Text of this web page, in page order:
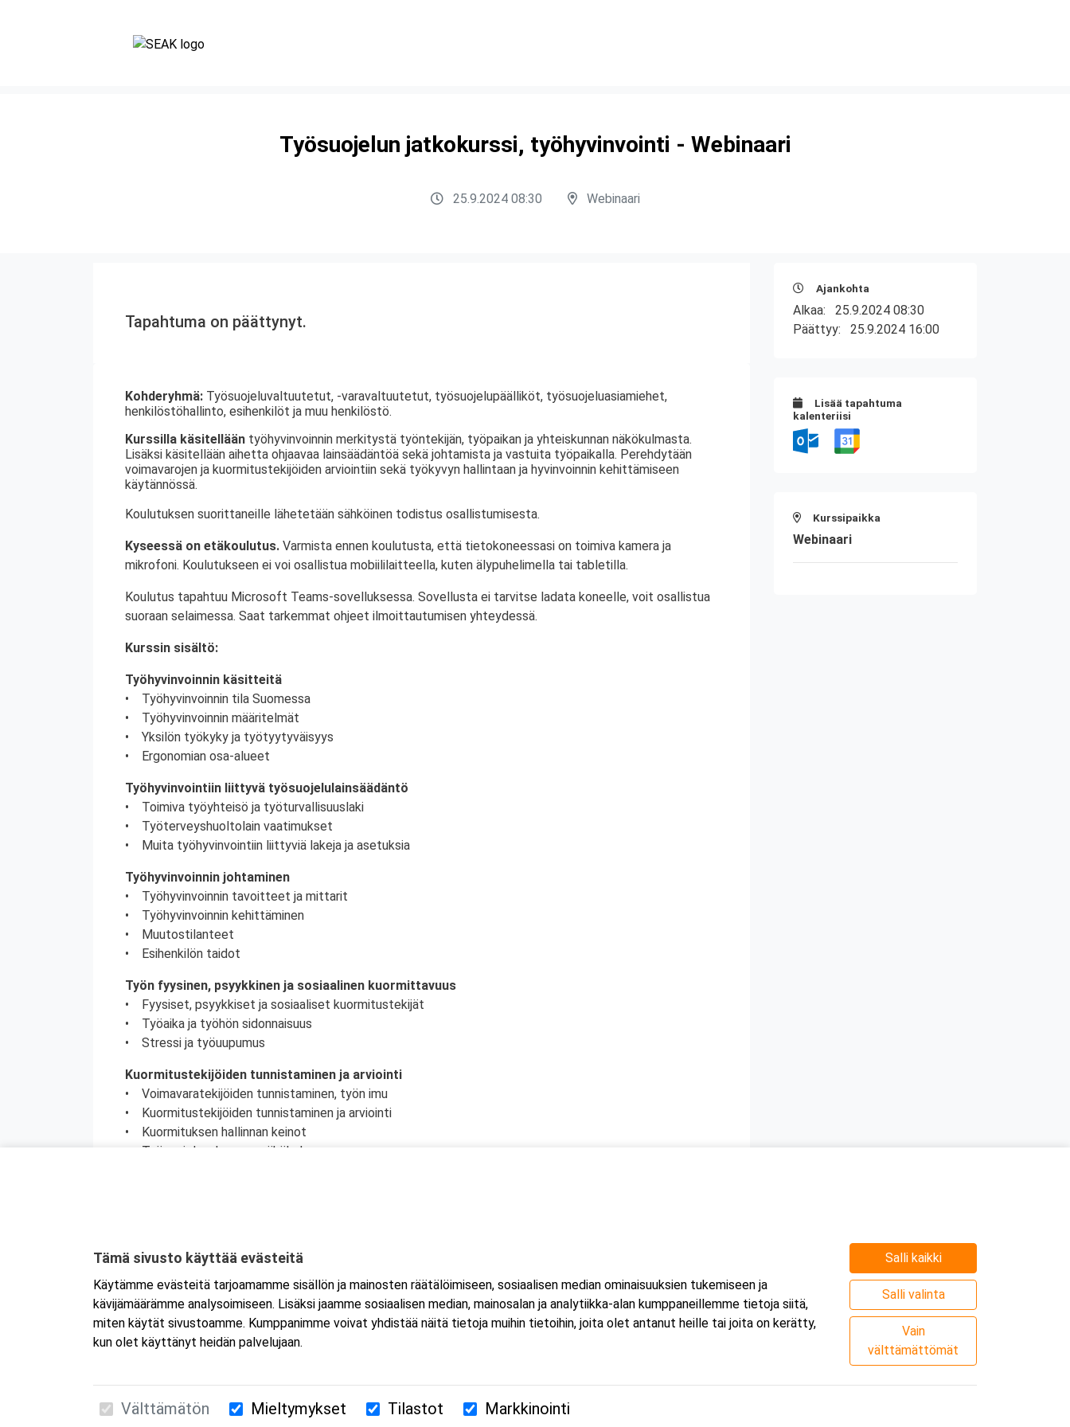
Työsuojelun jatkokurssi, työhyvinvointi - Webinaari
25.9.2024 08:30 Webinaari
Tapahtuma on päättynyt.
Kohderyhmä: Työsuojeluvaltuutetut, -varavaltuutetut, työsuojelupäälliköt, työsuojeluasiamiehet,
henkilöstöhallinto, esihenkilöt ja muu henkilöstö.
Kurssilla käsitellään työhyvinvoinnin merkitystä työntekijän, työpaikan ja yhteiskunnan näkökulmasta.
Lisäksi käsitellään aihetta ohjaavaa lainsäädäntöä sekä johtamista ja vastuita työpaikalla. Perehdytään
voimavarojen ja kuormitustekijöiden arviointiin sekä työkyvyn hallintaan ja hyvinvoinnin kehittämiseen
käytännössä.
Koulutuksen suorittaneille lähetetään sähköinen todistus osallistumisesta.
Kyseessä on etäkoulutus. Varmista ennen koulutusta, että tietokoneessasi on toimiva kamera ja
mikrofoni. Koulutukseen ei voi osallistua mobiililaitteella, kuten älypuhelimella tai tabletilla.
Koulutus tapahtuu Microsoft Teams-sovelluksessa. Sovellusta ei tarvitse ladata koneelle, voit osallistua
suoraan selaimessa. Saat tarkemmat ohjeet ilmoittautumisen yhteydessä.
Kurssin sisältö:
Työhyvinvoinnin käsitteitä
• Työhyvinvoinnin tila Suomessa
• Työhyvinvoinnin määritelmät
• Yksilön työkyky ja työtyytyväisyys
• Ergonomian osa-alueet
Työhyvinvointiin liittyvä työsuojelulainsäädäntö
• Toimiva työyhteisö ja työturvallisuuslaki
• Työterveyshuoltolain vaatimukset
• Muita työhyvinvointiin liittyviä lakeja ja asetuksia
Työhyvinvoinnin johtaminen
• Työhyvinvoinnin tavoitteet ja mittarit
• Työhyvinvoinnin kehittäminen
• Muutostilanteet
• Esihenkilön taidot
Työn fyysinen, psyykkinen ja sosiaalinen kuormittavuus
• Fyysiset, psyykkiset ja sosiaaliset kuormitustekijät
• Työaika ja työhön sidonnaisuus
• Stressi ja työuupumus
Kuormitustekijöiden tunnistaminen ja arviointi
• Voimavaratekijöiden tunnistaminen, työn imu
• Kuormitustekijöiden tunnistaminen ja arviointi
• Kuormituksen hallinnan keinot
• Työsuojeluvalvonnan näkökulma
Työhyvinvoinnin kehittäminen
• Vastuut ja tehtävät työpaikalla
• Työhyvinvoinnin kehittämisen keinoja ja välineitä
Ajankohta
Alkaa: 25.9.2024 08:30
Päättyy: 25.9.2024 16:00
Lisää tapahtuma
kalenteriisi
Kurssipaikka
Webinaari
Suomen Ensiapukoulutus Oy / Valimotie 21 / 00380 Helsinki
Tämä sivusto käyttää evästeitä
Käytämme evästeitä tarjoamamme sisällön ja mainosten räätälöimiseen, sosiaalisen median ominaisuuksien tukemiseen ja
kävijämäärämme analysoimiseen. Lisäksi jaamme sosiaalisen median, mainosalan ja analytiikka-alan kumppaneillemme tietoja siitä,
miten käytät sivustoamme. Kumppanimme voivat yhdistää näitä tietoja muihin tietoihin, joita olet antanut heille tai joita on kerätty,
kun olet käyttänyt heidän palvelujaan.
Salli kaikki
Salli valinta
Vain
välttämättömät
Välttämätön Mieltymykset Tilastot Markkinointi